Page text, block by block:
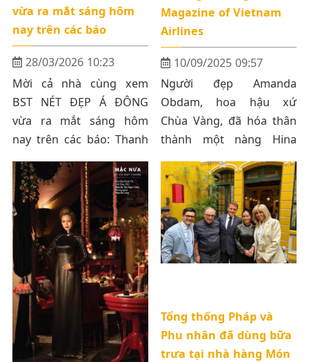
vừa ra mắt sáng hôm
nay trên các báo
28/03/2026 10:23
Mời cả nhà cùng xem
BST NÉT ĐẸP Á ĐÔNG
vừa ra mắt sáng hôm
nay trên các báo: Thanh
Niên - VTV - YanVN -
Vietnamnet - Ngoisao.vn
- Yea1 - Dantri
Magazine of Vietnam
Airlines
10/09/2025 09:57
Người đẹp Amanda
Obdam, hoa hậu xứ
Chùa Vàng, đã hóa thân
thành một nàng Hina
kiều diễm qua ngôn ngữ
thời trang trong bộ sưu
tập mới cùng tên của
nhà thiết kế Võ Việt
Chung
Tổng thống Pháp và
Phu nhân đã dùng bữa
trưa tại nhà hàng Món